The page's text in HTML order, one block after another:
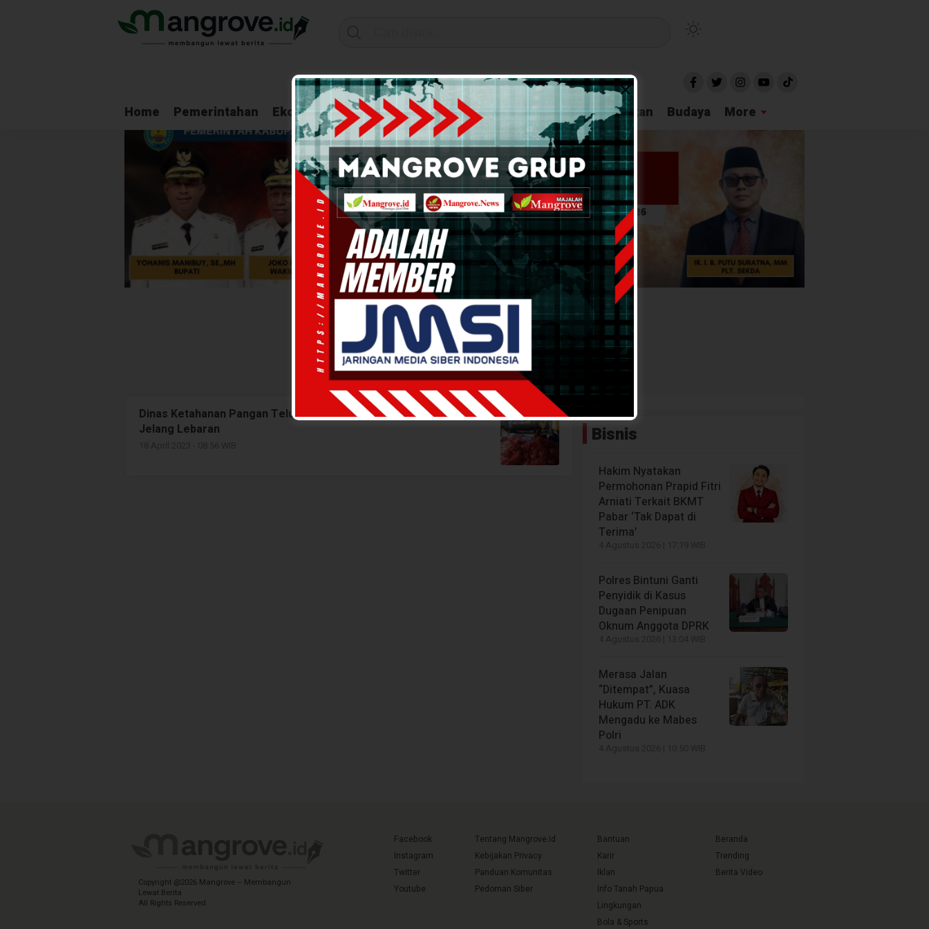
Home Pemerintahan Ekonomi & Bisnis Info Tanah Papua Kesehatan Pendidikan Budaya More
Support by
Pasar Murah
Dinas Ketahanan Pangan Teluk Bintuni Gelar Pasar Murah
Jelang Lebaran
Bisnis
Hakim Nyatakan
Permohonan Prapid Fitri
Arniati Terkait BKMT
Pabar ‘Tak Dapat di
Terima’
Polres Bintuni Ganti
Penyidik di Kasus
Dugaan Penipuan
Oknum Anggota DPRK
Merasa Jalan
“Ditempat”, Kuasa
Hukum PT. ADK
Mengadu ke Mabes
Polri
Copyright @2026 Mangrove – Membangun
Lewat Berita
All Rights Reserved
Facebook
Instagram
Twitter
Youtube
Tentang Mangrove.id
Kebijakan Privacy
Panduan Komunitas
Pedoman Siber
Bantuan
Karir
Iklan
Info Tanah Papua
Lingkungan
Bola & Sports
Beranda
Trending
Berita Video